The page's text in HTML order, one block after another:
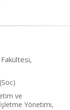
ve
Yönetimi,